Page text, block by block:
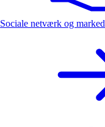
Sociale netværk og